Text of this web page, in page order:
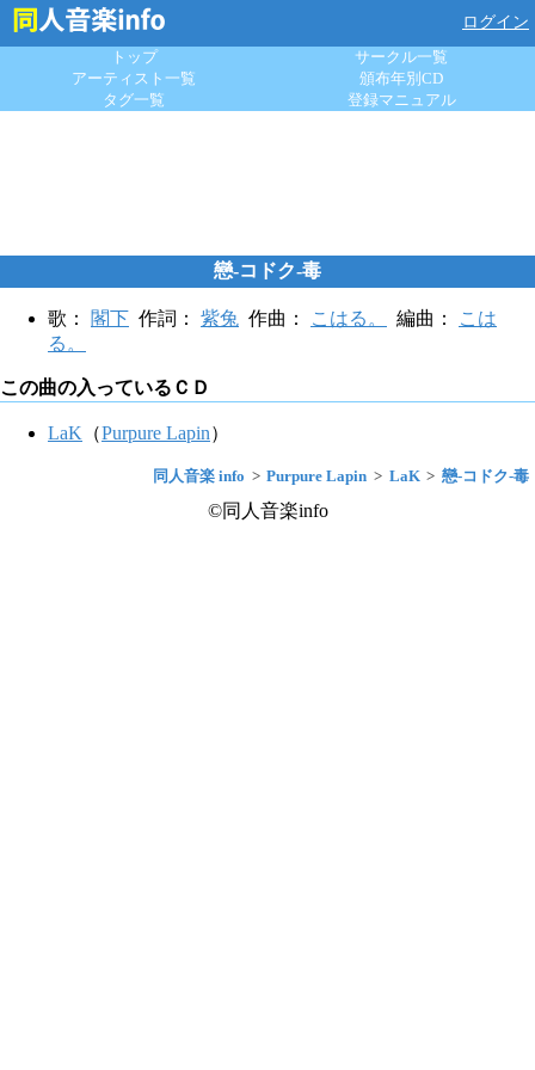
ログイン
トップ
サークル一覧
アーティスト一覧
頒布年別CD
タグ一覧
登録マニュアル
戀-コドク-毒
歌： 閣下 作詞： 紫兔 作曲： こはる。 編曲：
こは
る。
この曲の入っているＣＤ
LaK （Purpure Lapin）
同人音楽 info Purpure Lapin LaK 戀-コドク-毒
©同人音楽info